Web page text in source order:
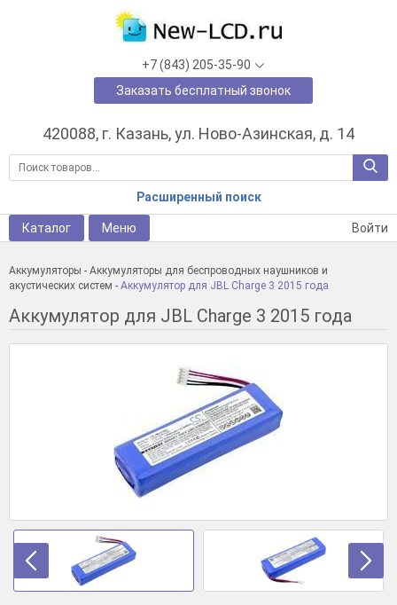
420088, г. Казань, ул. Ново-Азинская, д. 14
Расширенный поиск
+7 (843) 205-35-90
Заказать бесплатный звонок
Каталог Меню Войти
Аккумуляторы - Аккумуляторы для беспроводных наушников и
акустических систем - Аккумулятор для JBL Charge 3 2015 года
Аккумулятор для JBL Charge 3 2015 года